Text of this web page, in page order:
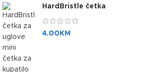
HardBristle četka
4.00 KM